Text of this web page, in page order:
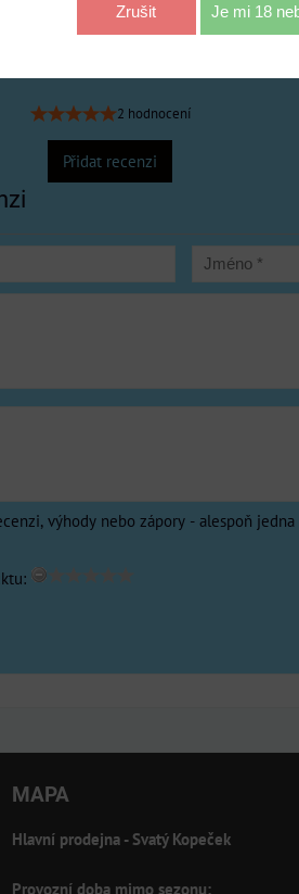
5
2 hodnocení
Přidat recenzi
výhody nebo zápory - alespoň
MAPA
Hlavní prodejna - Svatý Kopeček
Provozní doba mimo sezonu:
Zrušit Je mi 18